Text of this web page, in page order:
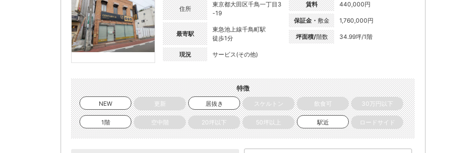
住所
東京都大田区千鳥一丁目3
-19
最寄駅
東急池上線千鳥町駅
徒歩1分
現況 サービス(その他)
賃料 440,000円
保証金・敷金 1,760,000円
坪面積/階数 34.99坪/1階
特徴
NEW 更新 居抜き スケルトン 飲食可 30万円以下
1階 空中階 20坪以下 50坪以上 駅近 ロードサイド